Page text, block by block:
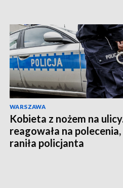
WARSZAWA
Kobieta z nożem na
reagowała na polecenia,
raniła policjanta